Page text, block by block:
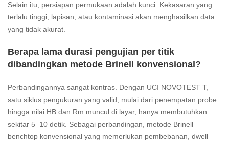
Selain itu, persiapan permukaan adalah kunci. Kekasaran yang
terlalu tinggi, lapisan, atau kontaminasi akan menghasilkan data
yang tidak akurat.
Berapa lama durasi pengujian per titik
dibandingkan metode Brinell konvensional?
Perbandingannya sangat kontras. Dengan UCI NOVOTEST T,
satu siklus pengukuran yang valid, mulai dari penempatan probe
hingga nilai HB dan Rm muncul di layar, hanya membutuhkan
sekitar 5–10 detik. Sebagai perbandingan, metode Brinell
benchtop konvensional yang memerlukan pembebanan, dwell